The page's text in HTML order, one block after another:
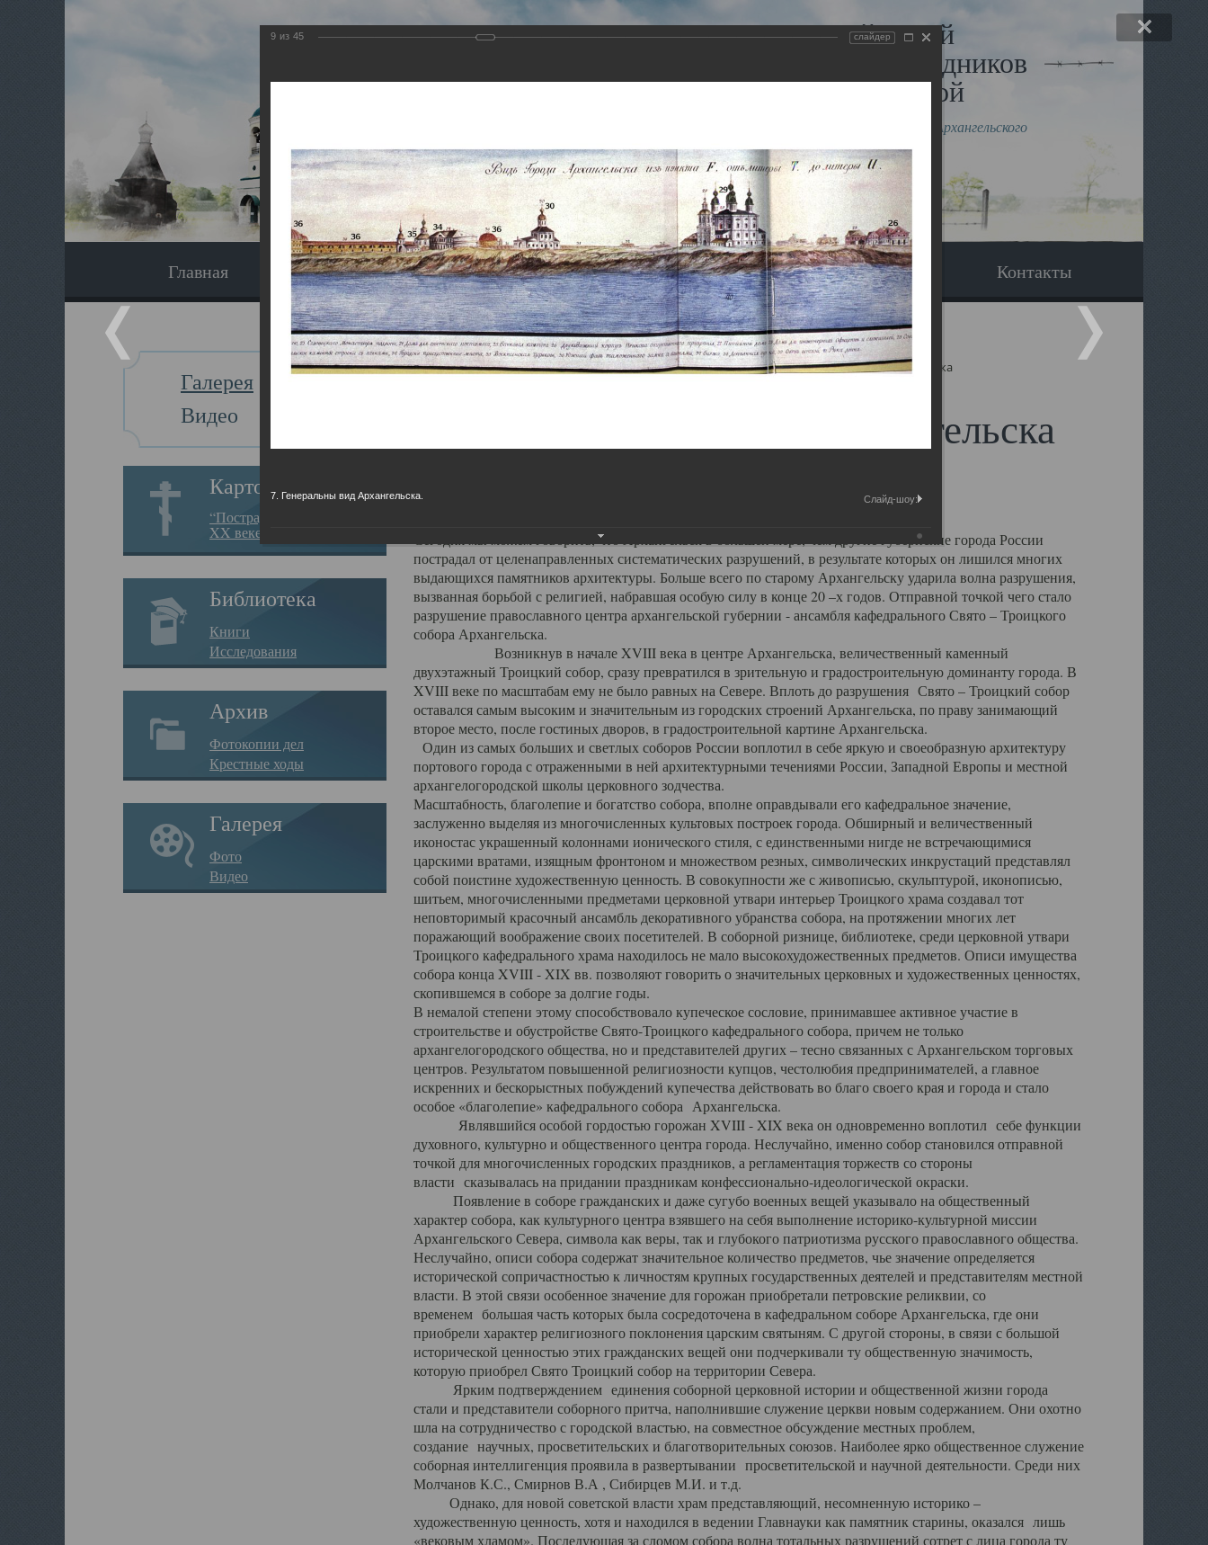
Виртуальный музей
Новомучеников и исповедников
Земли Архангельской
Сайт создан по благословлению митрополита Архангельского
Главная Экскурсия Наследники Галерея Вопрос-ответ Контакты
Галерея
Видео
Картотека
“Пострадавшие за веру в
XX веке на Севере”
Библиотека
Книги
Исследования
Архив
Фотокопии дел
Крестные ходы
Галерея
Фото
Видео
Главная Галерея Храмы-мученики Архангельска Свято-Троицкий собор Архангельска
Свято-Троицкий собор Архангельска
Свято-Троицкий собор Архангельска
Сегодня мы можем говорить, что Архангельск в большей мере, чем другие губернские города России
пострадал от целенаправленных систематических разрушений, в результате которых он лишился многих
выдающихся памятников архитектуры. Больше всего по старому Архангельску ударила волна разрушения,
вызванная борьбой с религией, набравшая особую силу в конце 20 –х годов. Отправной точкой чего стало
разрушение православного центра архангельской губернии - ансамбля кафедрального Свято – Троицкого
собора Архангельска.
Возникнув в начале XVIII века в центре Архангельска, величественный каменный
двухэтажный Троицкий собор, сразу превратился в зрительную и градостроительную доминанту города. В
XVIII веке по масштабам ему не было равных на Севере. Вплоть до разрушения Свято – Троицкий собор
оставался самым высоким и значительным из городских строений Архангельска, по праву занимающий
второе место, после гостиных дворов, в градостроительной картине Архангельска.
Один из самых больших и светлых соборов России воплотил в себе яркую и своеобразную архитектуру
портового города с отраженными в ней архитектурными течениями России, Западной Европы и местной
архангелогородской школы церковного зодчества.
Масштабность, благолепие и богатство собора, вполне оправдывали его кафедральное значение,
заслуженно выделяя из многочисленных культовых построек города. Обширный и величественный
иконостас украшенный колоннами ионического стиля, с единственными нигде не встречающимися
царскими вратами, изящным фронтоном и множеством резных, символических инкрустаций представлял
собой поистине художественную ценность. В совокупности же с живописью, скульптурой, иконописью,
шитьем, многочисленными предметами церковной утвари интерьер Троицкого храма создавал тот
неповторимый красочный ансамбль декоративного убранства собора, на протяжении многих лет
поражающий воображение своих посетителей. В соборной ризнице, библиотеке, среди церковной утвари
Троицкого кафедрального храма находилось не мало высокохудожественных предметов. Описи имущества
собора конца XVIII - XIX вв. позволяют говорить о значительных церковных и художественных ценностях,
скопившемся в соборе за долгие годы.
В немалой степени этому способствовало купеческое сословие, принимавшее активное участие в
строительстве и обустройстве Свято-Троицкого кафедрального собора, причем не только
архангелогородского общества, но и представителей других – тесно связанных с Архангельском торговых
центров. Результатом повышенной религиозности купцов, честолюбия предпринимателей, а главное
искренних и бескорыстных побуждений купечества действовать во благо своего края и города и стало
особое «благолепие» кафедрального собора Архангельска.
Являвшийся особой гордостью горожан XVIII - XIX века он одновременно воплотил себе функции
духовного, культурно и общественного центра города. Неслучайно, именно собор становился отправной
точкой для многочисленных городских праздников, а регламентация торжеств со стороны
власти сказывалась на придании праздникам конфессионально-идеологической окраски.
Появление в соборе гражданских и даже сугубо военных вещей указывало на общественный
характер собора, как культурного центра взявшего на себя выполнение историко-культурной миссии
Архангельского Севера, символа как веры, так и глубокого патриотизма русского православного общества.
Неслучайно, описи собора содержат значительное количество предметов, чье значение определяется
исторической сопричастностью к личностям крупных государственных деятелей и представителям местной
власти. В этой связи особенное значение для горожан приобретали петровские реликвии, со
временем большая часть которых была сосредоточена в кафедральном соборе Архангельска, где они
приобрели характер религиозного поклонения царским святыням. С другой стороны, в связи с большой
исторической ценностью этих гражданских вещей они подчеркивали ту общественную значимость,
которую приобрел Свято Троицкий собор на территории Севера.
Ярким подтверждением единения соборной церковной истории и общественной жизни города
стали и представители соборного притча, наполнившие служение церкви новым содержанием. Они охотно
шла на сотрудничество с городской властью, на совместное обсуждение местных проблем,
создание научных, просветительских и благотворительных союзов. Наиболее ярко общественное служение
соборная интеллигенция проявила в развертывании просветительской и научной деятельности. Среди них
Молчанов К.С., Смирнов В.А , Сибирцев М.И. и т.д.
Однако, для новой советской власти храм представляющий, несомненную историко –
художественную ценность, хотя и находился в ведении Главнауки как памятник старины, оказался лишь
«вековым хламом». Последующая за сломом собора волна тотальных разрушений сотрет с лица города ту
9 из 45 слайдер
7. Генеральны вид Архангельска. Слайд-шоу: